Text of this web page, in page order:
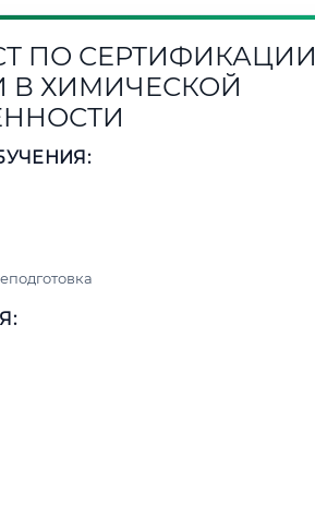
ПО СЕРТИФИКАЦИИ
В ХИМИЧЕСКОЙ